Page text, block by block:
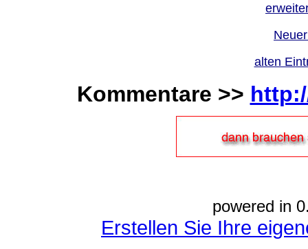
alten
Kommentare >>
powered in
Erstellen Sie Ihre